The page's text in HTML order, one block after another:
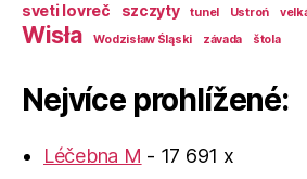
sveti lovreč szczyty tunel Ustroń
Wisła Wodzisław Śląski závada štola
Nejvíce prohlížené:
Léčebna M - 17 691 x